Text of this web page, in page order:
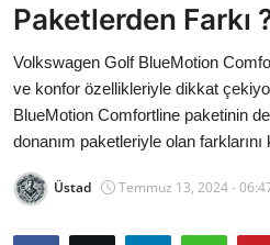
Karşılaştırmalar
Testler
Markalar
Motosiklet
Paketlerden Farkı
Volkswagen Golf BlueMotion
ve konfor özellikleriyle dikkat
BlueMotion Comfortline paketinin
donanım paketleriyle olan farklarını
Üstad Temmuz 13, 2024 -